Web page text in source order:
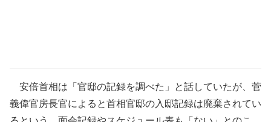
安倍首相は「官邸の記録を調べた」と話していたが、菅
義偉官房長官によると首相官邸の入邸記録は廃棄されてい